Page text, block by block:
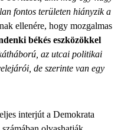
fontos területen hiányzik a
ellenére, hogy mozgalmas
békés eszközökkel
az utcai politikai
de szerinte van egy
interjút a Demokrata